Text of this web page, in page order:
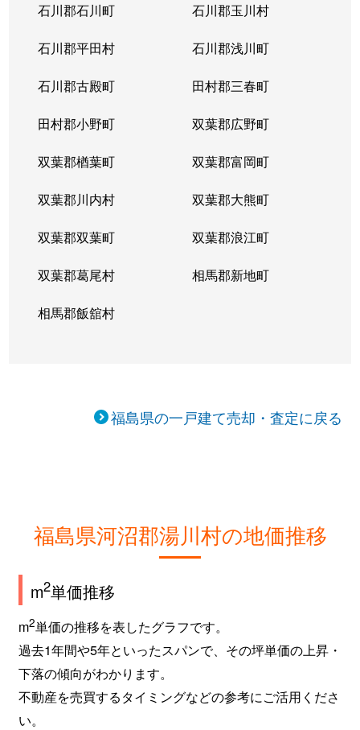
石川郡石川町 石川郡玉川村
石川郡平田村 石川郡浅川町
石川郡古殿町 田村郡三春町
田村郡小野町 双葉郡広野町
双葉郡楢葉町 双葉郡富岡町
双葉郡川内村 双葉郡大熊町
双葉郡双葉町 双葉郡浪江町
双葉郡葛尾村 相馬郡新地町
相馬郡飯舘村
福島県の一戸建て売却・査定に戻る
福島県河沼郡湯川村の地価推移
m2単価推移
m2単価の推移を表したグラフです。
過去1年間や5年といったスパンで、その坪単価の上昇・
下落の傾向がわかります。
不動産を売買するタイミングなどの参考にご活用くださ
い。